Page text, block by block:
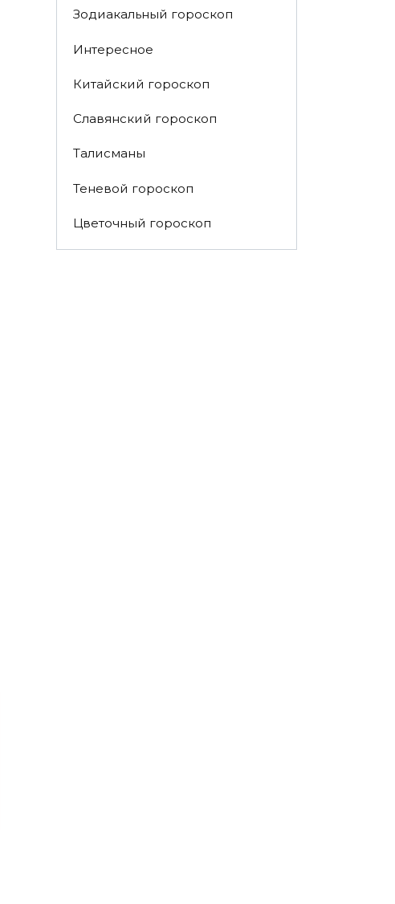
Зодиакальный гороскоп
Интересное
Китайский гороскоп
Славянский гороскоп
Талисманы
Теневой гороскоп
Цветочный гороскоп